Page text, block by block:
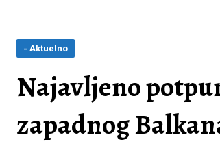
- Aktuelno
Najavljeno
zapadnog